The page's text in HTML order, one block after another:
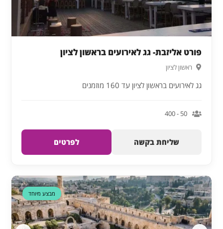
פורט אליזבת- גג לאירועים בראשון לציון
ראשון לציון
גג לאירועים בראשון לציון עד 160 מוזמנים
50 - 400
שליחת בקשה לפרטים
מבצע מיוחד